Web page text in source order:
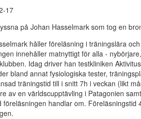
17
på Johan Hasselmark som tog en
håller föreläsning i träningslära
innehåller matnyttigt för alla -
Idag driver han testkliniken
bland annat fysiologiska tester,
träningstid till i snitt 7h i veckan (likt
av en världscupptävling i Patagonien
föreläsningen handlar om.